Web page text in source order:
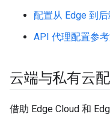
配置从 Edge 到
API 代理配置参
云端与私有云
借助 Edge Cloud 和